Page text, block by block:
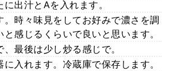
出汁とAを入れます。
。時々味見をしてお好みで濃さを調
感じるくらいで良いと思います。
最後は少し炒る感じで。
入れます。冷蔵庫で保存します。